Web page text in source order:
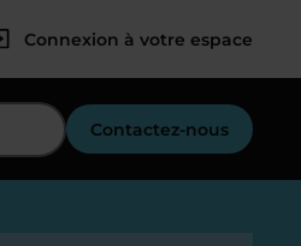
Connexion à votre espace
Contactez-nous